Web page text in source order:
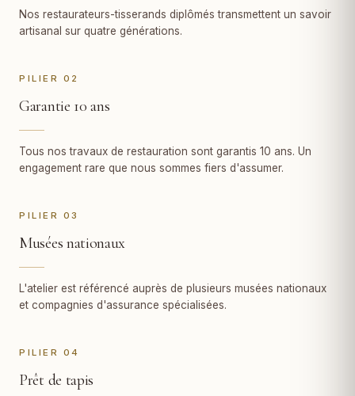
Nos restaurateurs-tisserands diplômés transmettent un savoir
artisanal sur quatre générations.
PILIER 02
Garantie 10 ans
Tous nos travaux de restauration sont garantis 10 ans. Un
engagement rare que nous sommes fiers d'assumer.
PILIER 03
Musées nationaux
L'atelier est référencé auprès de plusieurs musées nationaux
et compagnies d'assurance spécialisées.
PILIER 04
Prêt de tapis